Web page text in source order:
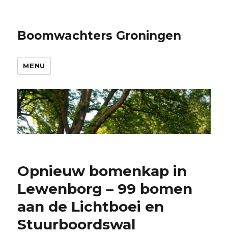
Boomwachters Groningen
MENU
Opnieuw bomenkap in
Lewenborg – 99 bomen
aan de Lichtboei en
Stuurboordswal